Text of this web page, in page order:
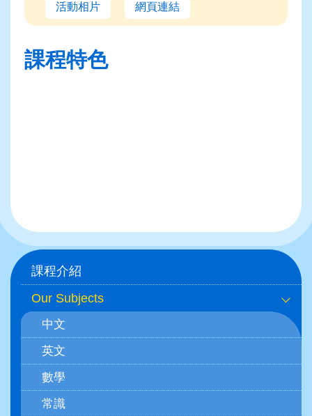
活動相片
網頁連結
課程特色
Main
navigation
(學
科)
課程介紹
Our Subjects
中文
英文
數學
常識